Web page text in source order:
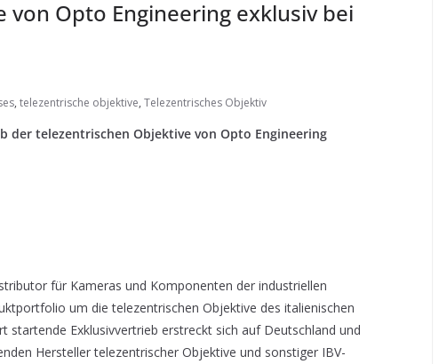
von Opto Engineering exklusiv bei
, telezentrische objektive, Telezentrisches Objektiv
der telezentrischen Objektive von Opto Engineering
für Kameras und Komponenten der industriellen
um die telezentrischen Objektive des italienischen
startende Exklusivvertrieb erstreckt sich auf Deutschland und
Hersteller telezentrischer Objektive und sonstiger IBV-